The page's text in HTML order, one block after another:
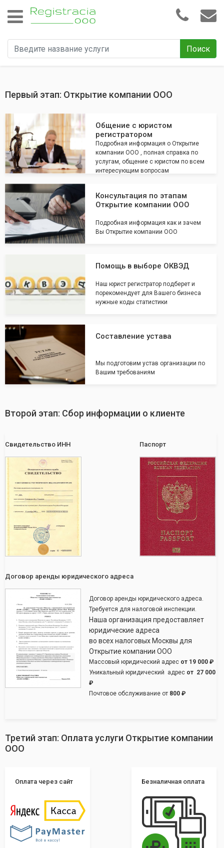
Поиск
Первый этап: Открытие компании ООО
Общение с юристом
регистратором
Подробная информация о Открытие
компании ООО , полная справка по
услугам, общение с юристом по всем
интересующим вопросам
Консультация по этапам
Открытие компании ООО
Подробная информация как и зачем
Вы Открытие компании ООО
Помощь в выборе ОКВЭД
Наш юрист регистратор подберет и
порекомендует для Вашего бизнеса
нужные коды статистики
Составление устава
Мы подготовим устав организации по
Вашим требованиям
Второй этап: Сбор информации о клиенте
Свидетельство ИНН Паспорт
Договор аренды юридического адреса
Договор аренды юридического адреса.
Требуется для налоговой инспекции.
Наша организация предоставляет
юридические адреса
во всех налоговых Москвы для
Открытие компании ООО
Массовый юридический адрес от 19 000 ₽
Уникальный юридический адрес от 27 000
₽
Почтовое обслуживание от 800 ₽
Третий этап: Оплата услуги Открытие компании
ООО
Оплата через сайт Безналичная оплата